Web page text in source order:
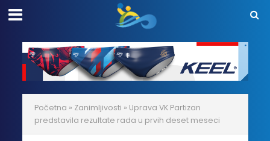
Početna » Zanimljivosti » Uprava VK Partizan
predstavila rezultate rada u prvih deset meseci